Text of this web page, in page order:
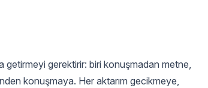
getirmeyi gerektirir: biri konuşmadan metne,
konuşmaya. Her aktarım gecikmeye,